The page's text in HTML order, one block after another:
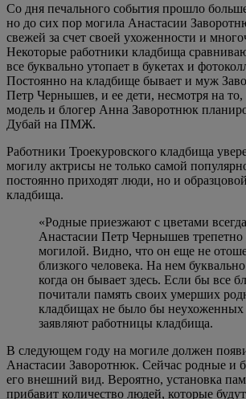
Со дня печального события прошло
но до сих пор могила Анастасии
свежей за счет своей ухоженности и
Некоторые работники кладбища
все буквально утопает в букетах и
Постоянно на кладбище бывает и муж
Петр Чернышев, и ее дети, несмотря на то,
модель и блогер Анна Заворотнюк
Дубай на ПМЖ.
Работники Троекуровского кладбища
могилу актрисы не только самой
постоянно приходят люди, но и
кладбища.
«Родные приезжают с цветами
Анастасии Петр Чернышев трепетно
могилой. Видно, что он еще не
близкого человека. На нем
когда он бывает здесь. Если бы все
почитали память своих умерших
кладбищах не было бы неухоженных
заявляют работницы кладбища.
В следующем году на могиле должен
Анастасии Заворотнюк. Сейчас родные и
его внешний вид. Вероятно, установка
прибавит количество людей, которые